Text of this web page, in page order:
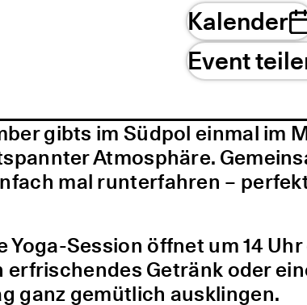
Kalender
Event
gibts im Südpol einmal im
Atmosphäre.
mal runterfahren –
Yoga-Session öffnet um 14
erfrischendes Getränk oder
ganz gemütlich ausklingen.